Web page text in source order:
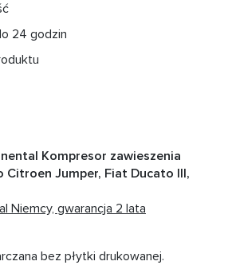
24 godzin
Kompresor zawieszenia
Citroen Jumper, Fiat Ducato III,
Niemcy, gwarancja 2 lata
bez płytki drukowanej.